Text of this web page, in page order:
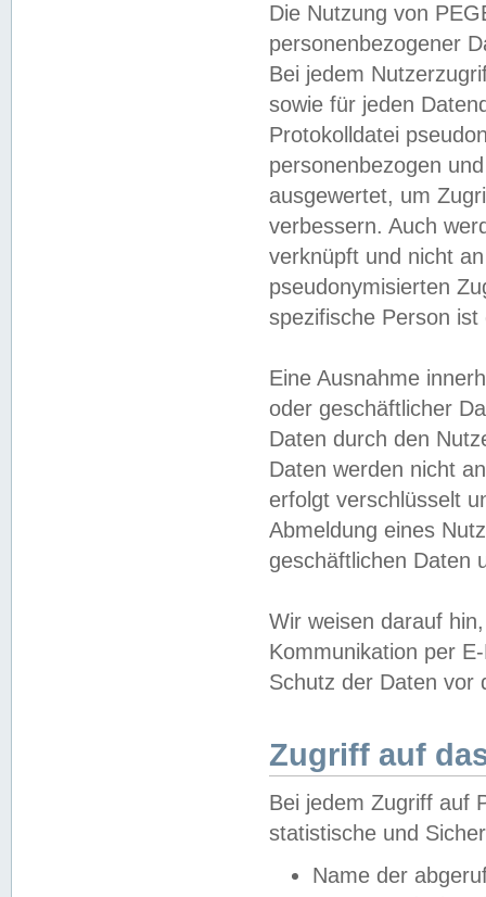
Die Nutzung von
personenbezogener
Bei jedem
sowie für jeden
Protokolldatei
personenbezogen
ausgewertet, um
verbessern. Auch
verknüpft und nicht
pseudonymisierten
spezifische Person
Eine Ausnahme
oder geschäftlicher
Daten durch den
Daten werden nicht
erfolgt verschlüsselt
Abmeldung eines
geschäftlichen Daten
Wir weisen darauf
Kommunikation per
Schutz der Daten vor
Zugriff auf
Bei jedem Zugriff auf
statistische und
Name der